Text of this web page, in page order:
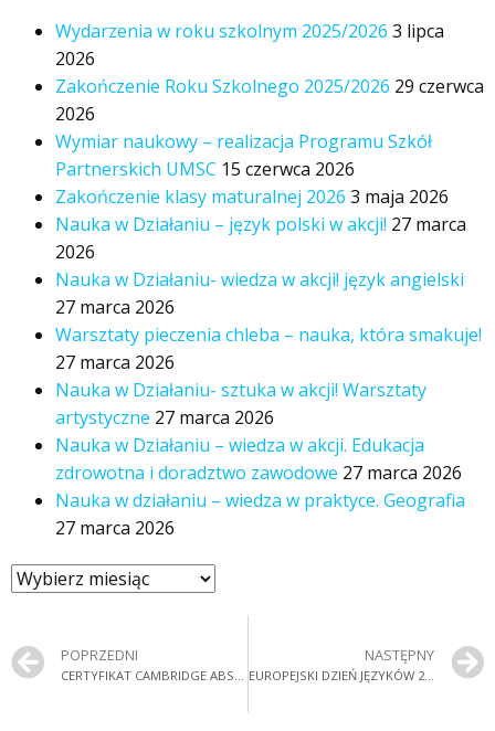
Wydarzenia w roku szkolnym 2025/2026 3 lipca
2026
Zakończenie Roku Szkolnego 2025/2026 29 czerwca
2026
Wymiar naukowy – realizacja Programu Szkół
Partnerskich UMSC 15 czerwca 2026
Zakończenie klasy maturalnej 2026 3 maja 2026
Nauka w Działaniu – język polski w akcji! 27 marca
2026
Nauka w Działaniu- wiedza w akcji! język angielski
27 marca 2026
Warsztaty pieczenia chleba – nauka, która smakuje!
27 marca 2026
Nauka w Działaniu- sztuka w akcji! Warsztaty
artystyczne 27 marca 2026
Nauka w Działaniu – wiedza w akcji. Edukacja
zdrowotna i doradztwo zawodowe 27 marca 2026
Nauka w działaniu – wiedza w praktyce. Geografia
27 marca 2026
POPRZEDNI NASTĘPNY
EUROPEJSKI DZIEŃ JĘZYKÓW 26 WRZEŚNIA 2008